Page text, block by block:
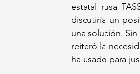
estatal rusa
discutiría un
una solución.
reiteró la
ha usado para